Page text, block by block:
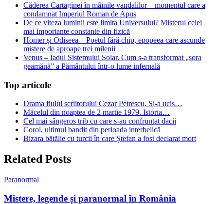
Căderea Cartaginei în mâinile vandalilor – momentul care a
condamnat Imperiul Roman de Apus
De ce viteza luminii este limita Universului? Misterul celei
mai importante constante din fizică
Homer și Odiseea – Poetul fără chip, epopeea care ascunde
mistere de aproape trei milenii
Venus – Iadul Sistemului Solar. Cum s-a transformat „sora
geamănă” a Pământului într-o lume infernală
Top articole
Drama fiului scriitorului Cezar Petrescu. Si-a ucis…
Măcelul din noaptea de 2 martie 1979. Istoria…
Cel mai sângeros trib cu care s-au confruntat dacii
Coroi, ultimul bandit din perioada interbelică
Bizara bătălie cu turcii în care Ștefan a fost declarat mort
Related Posts
Paranormal
Mistere, legende și paranormal în România